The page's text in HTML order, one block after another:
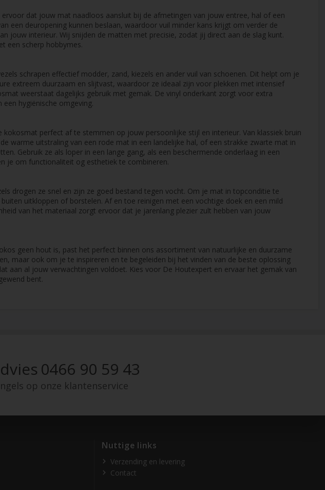
dat jouw mat naadloos aansluit bij de afmetingen van jouw entree, hal of een
een deuropening kunnen beslaan, waardoor vuil minder kans krijgt om verder de
jouw interieur. Wij snijden de matten met precisie, zodat jij direct aan de slag kunt.
een scherp hobbymes.
schrapen effectief modder, zand, kiezels en ander vuil van schoenen. Dit helpt om je
extreem duurzaam en slijtvast, waardoor ze ideaal zijn voor plekken met intensief
weerstaat dagelijks gebruik met gemak. De vinyl onderkant zorgt voor extra
hygiënische omgeving.
perfect af te stemmen op jouw persoonlijke stijl en interieur. Van klassiek bruin
warme uitstraling van een rode mat in een landelijke hal, of een strakke zwarte mat in
Gebruik ze als loper in een lange gang, als een beschermende onderlaag in een
je om functionaliteit og esthetiek te combineren.
drogen ze snel en zijn ze goed bestand tegen vocht. Om je mat in topconditie te
uitkloppen of borstelen. Af en toe reinigen met een vochtige doek en een mild
van het materiaal zorgt ervoor dat je jarenlang plezier zult hebben van jouw
geen hout is, past het perfect binnen ons assortiment van natuurlijke en duurzame
maar ook om je te inspireren en te begeleiden bij het vinden van de beste oplossing
al jouw verwachtingen voldoet. Kies voor De Houtexpert en ervaar het gemak van
bent.
0466 90 59 43
op onze klantenservice
Nuttige links
Verzending en levering
Contact